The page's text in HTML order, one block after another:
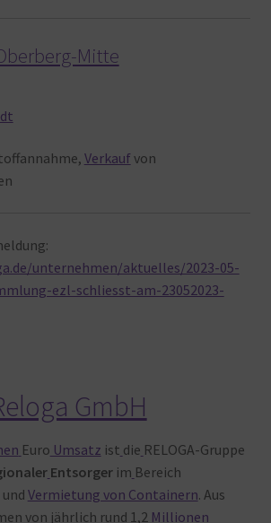
Mitte
Verkauf von
unternehmen/aktuelles/2023-05-
ezl-schliesst-am-23052023-
GmbH
Euro Umsatz ist die RELOGA-Gruppe
Entsorger im Bereich
und Vermietung von Containern. Aus
von jährlich rund 1,2 Millionen